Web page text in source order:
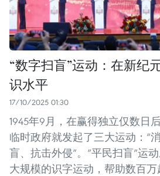
“数字扫盲”运动：在新纪
识水平
17/10/2025 01:30
1945年9月，在赢得独立仅数日
临时政府就发起了三大运动：“
盲、抗击外侵”。”平民扫盲”运
大规模的识字运动，帮助数百万